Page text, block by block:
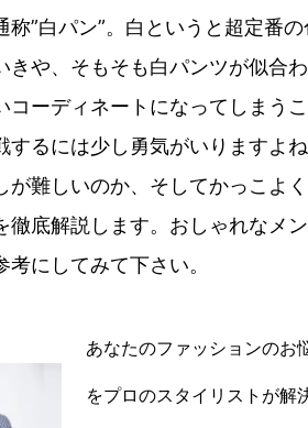
”白パン”。白というと超定番
きや、そもそも白パンツが似合
コーディネートになってしまう
するには少し勇気がいりますよ
が難しいのか、そしてかっこよ
徹底解説します。おしゃれなメ
にしてみて下さい。
あなたのファッションのお
をプロのスタイリストが解